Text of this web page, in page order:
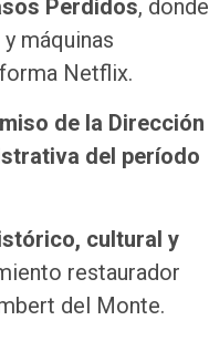
Perdidos, donde
máquinas
Netflix.
de la Dirección
del período
cultural y
restaurador
del Monte.